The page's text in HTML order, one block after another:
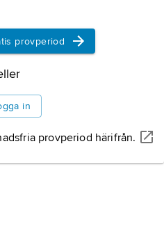
artikeln
provperiod
in
provperiod härifrån.